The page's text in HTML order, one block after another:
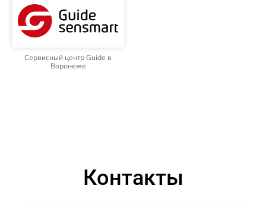
Сервисный центр Guide в
Воронеже
Контакты